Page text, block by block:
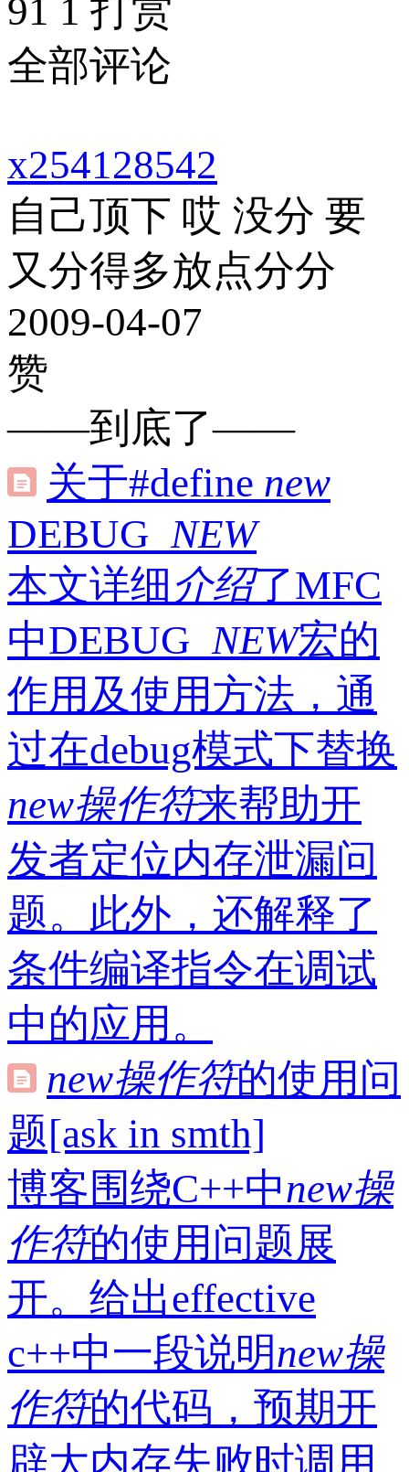
91 1 打赏
全部评论
x254128542
自己顶下 哎 没分 要
又分得多放点分分
2009-04-07
赞
——到底了——
关于#define new
DEBUG_NEW
本文详细 介绍了MFC
中DEBUG_NEW宏的
作用及使用方法，通
过在debug模式下替换
new操作符来帮助开
发者定位内存泄漏问
题。此外，还解释了
条件编译指令在调试
中的应用。
new操作符的使用问
题[ask in smth]
博客围绕C++中new操
作符的使用问题展
开。给出effective
c++中一段说明new操
作符的代码，预期开